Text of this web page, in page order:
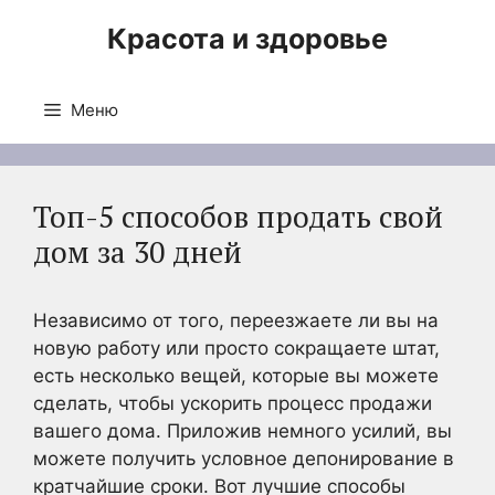
Красота и здоровье
Меню
Топ-5 способов продать свой
дом за 30 дней
Независимо от того, переезжаете ли вы на
новую работу или просто сокращаете штат,
есть несколько вещей, которые вы можете
сделать, чтобы ускорить процесс продажи
вашего дома. Приложив немного усилий, вы
можете получить условное депонирование в
кратчайшие сроки. Вот лучшие способы